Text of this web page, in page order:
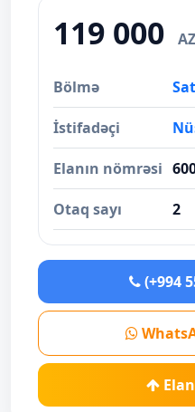
119 000
Bölmə
İstifadəçi
Elanın nömrəsi
Otaq sayı 2
(+994